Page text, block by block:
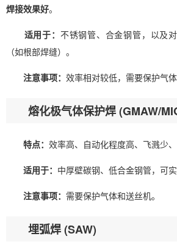
焊接效果好。
适用于： 不锈钢管、合金钢管，以及
（如根部焊缝）。
注意事项： 效率相对较低，需要保护气体
熔化极气体保护焊 (GMAW/
特点： 效率高、自动化程度高、飞溅少、
适用于： 中厚壁碳钢、低合金钢管，可
注意事项： 需要保护气体和送丝机。
埋弧焊 (SAW)